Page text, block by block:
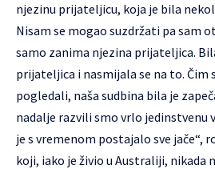
njezinu prijateljicu, koja je bila
Nisam se mogao suzdržati pa sam
samo zanima njezina prijateljica.
prijateljica i nasmijala se na to. Čim
pogledali, naša sudbina bila je
nadalje razvili smo vrlo jedinstvenu
je s vremenom postajalo sve jače“,
koji, iako je živio u Australiji, nikada